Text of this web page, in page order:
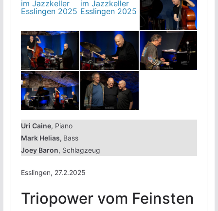
Uri Caine, Piano
Mark Helias, Bass
Joey Baron, Schlagzeug
Esslingen, 27.2.2025
Triopower vom Feinsten